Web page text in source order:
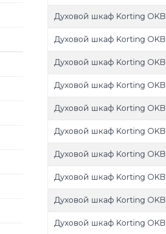
Духовой шкаф Korting OKB
Духовой шкаф Korting OKB
Духовой шкаф Korting OKB
Духовой шкаф Korting OKB
Духовой шкаф Korting OKB
Духовой шкаф Korting OKB
Духовой шкаф Korting OKB
Духовой шкаф Korting OKB
Духовой шкаф Korting OKB
Духовой шкаф Korting OKB